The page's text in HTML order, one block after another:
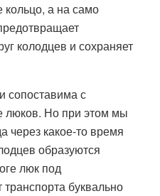
кольцо, а на само
колодцев и сохраняет
сопоставима с
люков. Но при этом мы
через какое-то время
образуются
люк под
транспорта буквально